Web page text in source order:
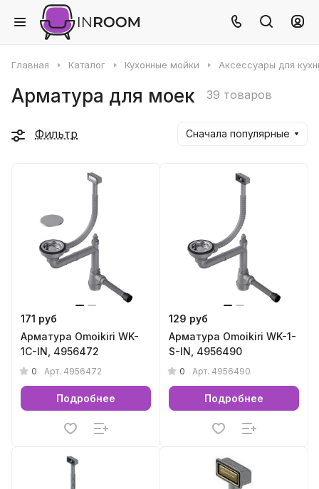
Главная Каталог Кухонные мойки Аксессуары для
Арматура для моек 39 товаров
Фильтр Сначала популярные
171 руб
Арматура Omoikiri WK-
1C-IN, 4956472
0 Арт. 4956472
Подробнее
129 руб
Арматура Omoikiri WK-1-
S-IN, 4956490
0 Арт. 4956490
Подробнее